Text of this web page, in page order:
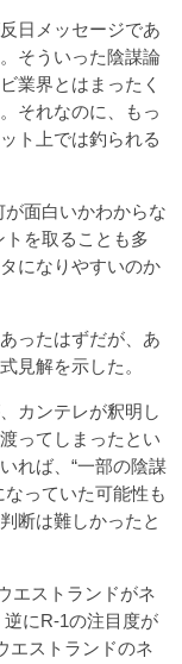
日メッセージであ
そういった陰謀論
業界とはまったく
それなのに、もっ
ト上では釣られる
面白いかわからな
トを取ることも多
になりやすいのか
ったはずだが、あ
見解を示した。
カンテレが釈明し
ってしまったとい
れば、“一部の陰謀
っていた可能性も
断は難しかったと
エストランドがネ
逆にR-1の注目度が
エストランドのネ